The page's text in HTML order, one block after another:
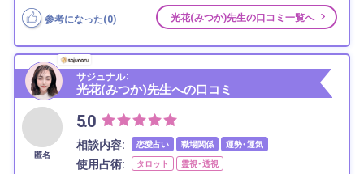
参考になった(0) 光花(みつか)先生の口コミ一覧へ
サジュナル：
光花(みつか)先生への口コミ
匿名
5.0
相談内容: 恋愛占い 職場関係 運勢・運気
使用占術: タロット 霊視・透視